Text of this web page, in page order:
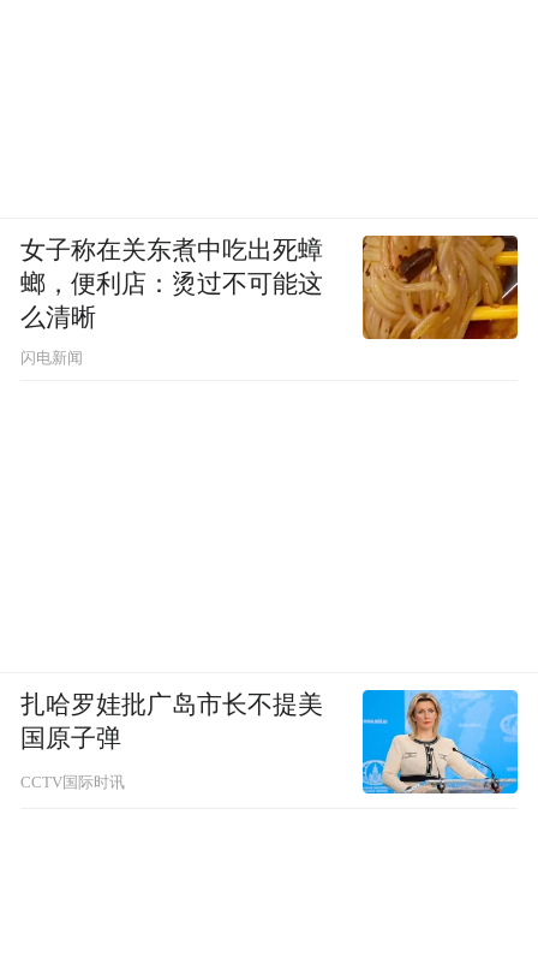
女子称在关东煮中吃出死蟑
螂，便利店：烫过不可能这
么清晰
闪电新闻
扎哈罗娃批广岛市长不提美
国原子弹
CCTV国际时讯